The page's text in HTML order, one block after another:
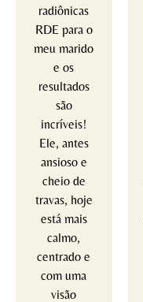
radiônicas
RDE para o
meu marido
e os
resultados
são
incríveis!
Ele, antes
ansioso e
cheio de
travas, hoje
está mais
calmo,
centrado e
com uma
visão